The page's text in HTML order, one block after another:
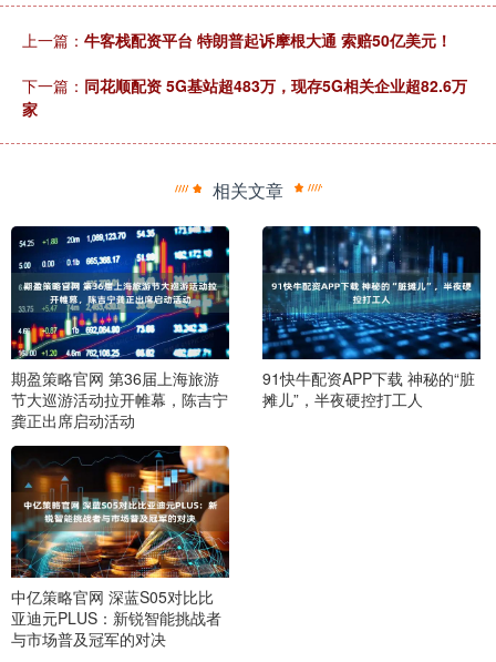
上一篇： 牛客栈配资平台 特朗普起诉摩根大通 索赔50亿美元！
下一篇： 同花顺配资 5G基站超483万，现存5G相关企业超82.6万
家
相关文章
期盈策略官网 第36届上海旅游
节大巡游活动拉开帷幕，陈吉宁
龚正出席启动活动
91快牛配资APP下载 神秘的“脏
摊儿”，半夜硬控打工人
中亿策略官网 深蓝S05对比比
亚迪元PLUS：新锐智能挑战者
与市场普及冠军的对决